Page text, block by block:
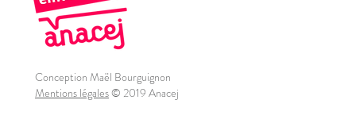
Conception Maël Bourguignon
Mentions légales© 2019 Anacej